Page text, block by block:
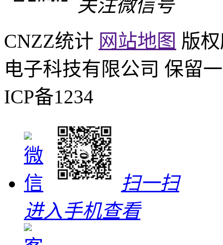
关注微信号
CNZZ统计 网站地图 版
电子科技有限公司 保留
ICP备1234
扫一扫
进入手机查看